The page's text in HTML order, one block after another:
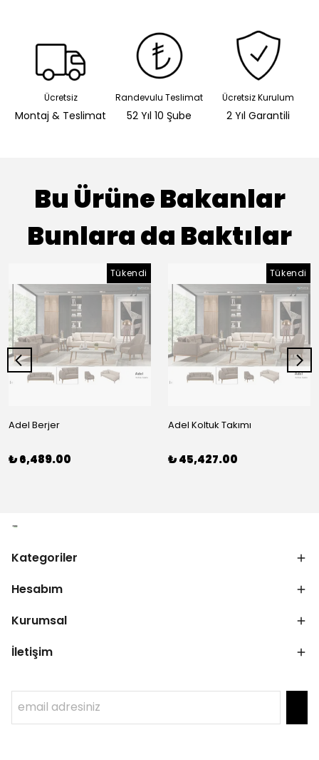
Ücretsiz
Montaj & Teslimat
Randevulu Teslimat
52 Yıl 10 Şube
Ücretsiz Kurulum
2 Yıl Garantili
Bu Ürüne Bakanlar
Bunlara da Baktılar
Tükendi
Adel Berjer
₺ 6,489.00
Tükendi
Adel Koltuk Takımı
₺ 45,427.00
Kategoriler
Hesabım
Kurumsal
İletişim